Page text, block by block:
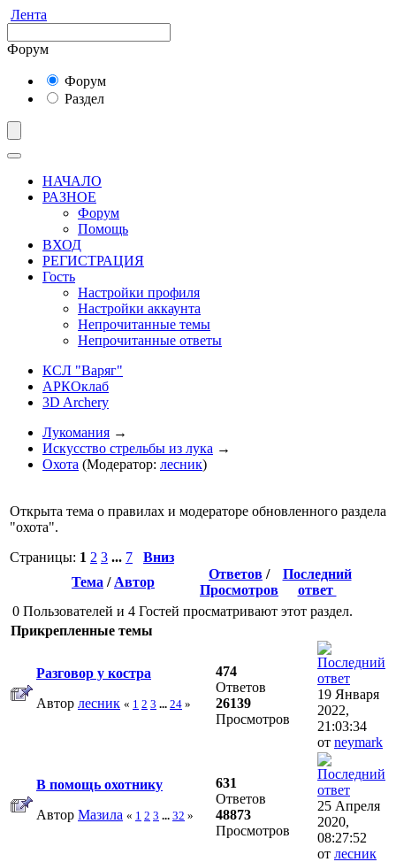
Лента
Форум
Форум
Раздел
НАЧАЛО
РАЗНОЕ
Форум
Помощь
ВХОД
РЕГИСТРАЦИЯ
Гость
Настройки профиля
Настройки аккаунта
Непрочитанные темы
Непрочитанные ответы
КСЛ "Варяг"
АРКОклаб
3D Archery
Лукомания →
Искусство стрельбы из лука →
Охота (Модератор: лесник)
Открыта тема о правилах и модераторе обновленного раздела
"охота".
Страницы: 1 2 3 ... 7
Вниз
Тема / Автор
Ответов /
Просмотров
Последний
ответ
0 Пользователей и 4 Гостей просматривают этот раздел.
Прикрепленные темы
Разговор у костра
Автор лесник « 1 2 3 ... 24 »
474
Ответов
26139
Просмотров
19 Января
2022,
21:03:34
от neymark
В помощь охотнику
Автор Мазила « 1 2 3 ... 32 »
631
Ответов
48873
Просмотров
25 Апреля
2020,
08:27:52
от лесник